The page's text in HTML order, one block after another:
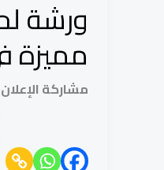
ورشة
مميزة
مشاركة الإعلان
ورشة
لحام
وحدادة
مميزة